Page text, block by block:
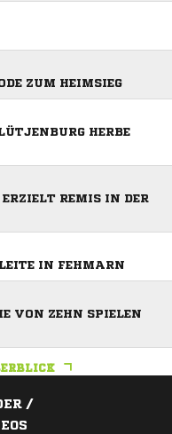
ZUM HEIMSIEG
HERBE
REMIS IN DER
IN FEHMARN
VON ZEHN SPIELEN
/